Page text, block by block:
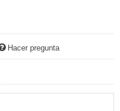
Hacer pregunta